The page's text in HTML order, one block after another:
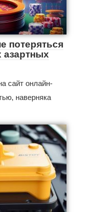
потеряться
сайт онлайн-
наверняка